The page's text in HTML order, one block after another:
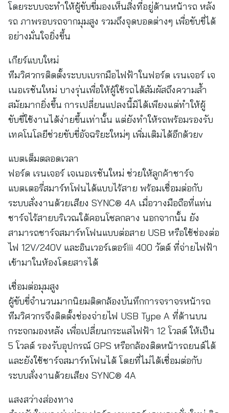
โดยระบบจะทำให้ผู้ขับขี่มองเห็นสิ่งที่อยู่ด้านหน้ารถ หลัง
รถ ภาพรอบรถจากมุมสูง รวมถึงจุดบอดต่างๆ เพื่อขับขี่ได้
อย่างมั่นใจยิ่งขึ้น
เกียร์แบบใหม่
ทีมวิศวกรติดตั้งระบบเบรกมือไฟฟ้าในฟอร์ด เรนเจอร์ เจ
เนอเรชันใหม่ บางรุ่นเพื่อให้ผู้ใช้รถได้สัมผัสถึงความล้ำ
สมัยมากยิ่งขึ้น การเปลี่ยนแปลงนี้มิได้เพียงแต่ทำให้ผู้
ขับขี่ใช้งานได้ง่ายขึ้นเท่านั้น แต่ยังทำให้รถพร้อมรองรับ
เทคโนโลยีช่วยขับขี่อัจฉริยะใหม่ๆ เพิ่มเติมได้อีกด้วยv
แบตเต็มตลอดเวลา
ฟอร์ด เรนเจอร์ เจเนอเรชันใหม่ ช่วยให้ลูกค้าชาร์จ
แบตเตอรี่สมาร์ทโฟนได้แบบไร้สาย พร้อมเชื่อมต่อกับ
ระบบสั่งงานด้วยเสียง SYNC® 4A เมื่อวางมือถือที่แท่น
ชาร์จไร้สายบริเวณใต้คอนโซลกลาง นอกจากนั้น ยัง
สามารถชาร์จสมาร์ทโฟนแบบต่อสาย USB หรือใช้ช่องต่อ
ไฟ 12V/240V และอินเวอร์เตอร์iii 400 วัตต์ ที่จ่ายไฟฟ้า
เข้ามาในห้องโดยสารได้
เชื่อมต่อมุมสูง
ผู้ขับขี่จำนวนมากนิยมติดกล้องบันทึกการจราจรหน้ารถ
ทีมวิศวกรจึงติดตั้งช่องจ่ายไฟ USB Type A ที่ด้านบน
กระจกมองหลัง เพื่อเปลี่ยนกระแสไฟฟ้า 12 โวลต์ ให้เป็น
5 โวลต์ รองรับอุปกรณ์ GPS หรือกล้องติดหน้ารถยนต์ได้
และยังใช้ชาร์จสมาร์ทโฟนได้ โดยที่ไม่ได้เชื่อมต่อกับ
ระบบสั่งงานด้วยเสียง SYNC® 4A
แสงสว่างส่องทาง